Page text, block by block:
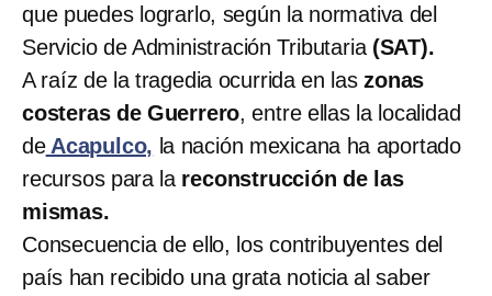
que puedes lograrlo, según la normativa del
Servicio de Administración Tributaria(SAT).
A raíz de la tragedia ocurrida en laszonas
costeras de Guerrero, entre ellas la localidad
deAcapulco, la nación mexicana ha aportado
recursos para la reconstrucción de las
mismas.
Consecuencia de ello, los contribuyentes del
país han recibido una grata noticia al saber